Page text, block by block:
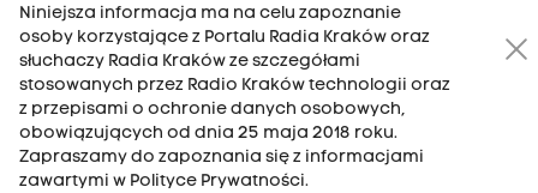
RADIO KRAKÓW SA. Aleja Juliusza Słowackiego 22, 30-007
Kraków
Antena: 12 200 33 33
Niniejsza informacja ma na celu zapoznanie
osoby korzystające z Portalu Radia Kraków oraz
słuchaczy Radia Kraków ze szczegółami
stosowanych przez Radio Kraków technologii oraz
z przepisami o ochronie danych osobowych,
obowiązujących od dnia 25 maja 2018 roku.
Zapraszamy do zapoznania się z informacjami
zawartymi w Polityce Prywatności.